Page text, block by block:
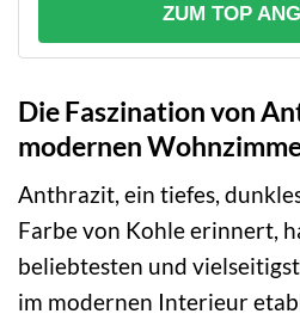
ZUM TOP
Die Faszination von
modernen
Anthrazit, ein tiefes,
Farbe von Kohle erinnert,
beliebtesten und
im modernen Interieur